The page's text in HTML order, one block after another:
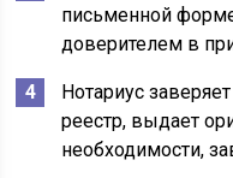
письменной
доверителем в
Нотариус
реестр, выдает
необходимости,